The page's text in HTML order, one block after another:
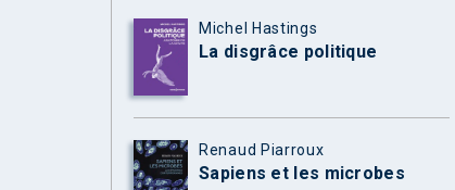
Michel Hastings
La disgrâce politique
Renaud Piarroux
Sapiens et les microbes